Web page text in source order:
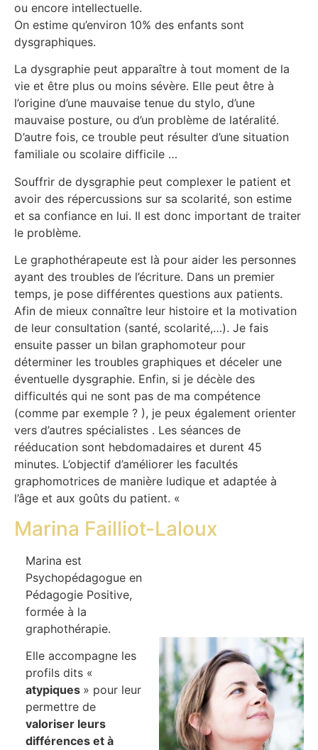
ou encore intellectuelle.
On estime qu’environ 10% des enfants sont
dysgraphiques.
La dysgraphie peut apparaître à tout moment de la
vie et être plus ou moins sévère. Elle peut être à
l’origine d’une mauvaise tenue du stylo, d’une
mauvaise posture, ou d’un problème de latéralité.
D’autre fois, ce trouble peut résulter d’une situation
familiale ou scolaire difficile …
Souffrir de dysgraphie peut complexer le patient et
avoir des répercussions sur sa scolarité, son estime
et sa confiance en lui. Il est donc important de traiter
le problème.
Le graphothérapeute est là pour aider les personnes
ayant des troubles de l’écriture. Dans un premier
temps, je pose différentes questions aux patients.
Afin de mieux connaître leur histoire et la motivation
de leur consultation (santé, scolarité,…). Je fais
ensuite passer un bilan graphomoteur pour
déterminer les troubles graphiques et déceler une
éventuelle dysgraphie. Enfin, si je décèle des
difficultés qui ne sont pas de ma compétence
(comme par exemple ? ), je peux également orienter
vers d’autres spécialistes . Les séances de
rééducation sont hebdomadaires et durent 45
minutes. L’objectif d’améliorer les facultés
graphomotrices de manière ludique et adaptée à
l’âge et aux goûts du patient. «
Marina Failliot-Laloux
Marina est
Psychopédagogue en
Pédagogie Positive,
formée à la
graphothérapie.
Elle accompagne les
profils dits «
atypiques » pour leur
permettre de
valoriser leurs
différences et à